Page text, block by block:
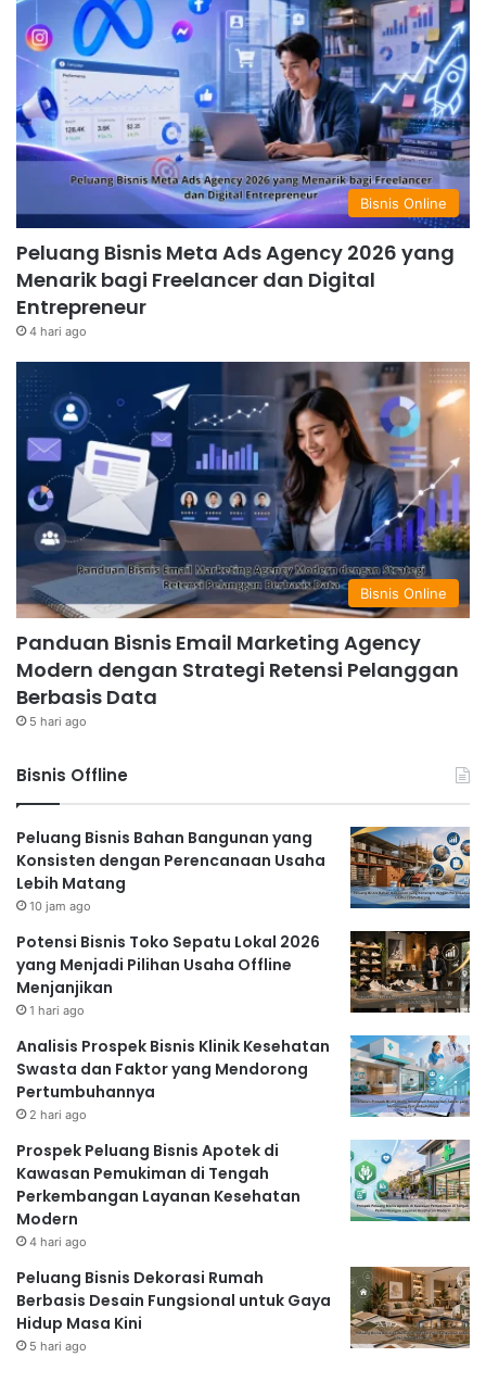
Bisnis Online
Peluang Bisnis Meta Ads Agency 2026 yang
Menarik bagi Freelancer dan Digital
Entrepreneur
4 hari ago
Bisnis Online
Panduan Bisnis Email Marketing Agency
Modern dengan Strategi Retensi Pelanggan
Berbasis Data
5 hari ago
Bisnis Offline
Peluang Bisnis Bahan Bangunan yang
Konsisten dengan Perencanaan Usaha
Lebih Matang
10 jam ago
Potensi Bisnis Toko Sepatu Lokal 2026
yang Menjadi Pilihan Usaha Offline
Menjanjikan
1 hari ago
Analisis Prospek Bisnis Klinik Kesehatan
Swasta dan Faktor yang Mendorong
Pertumbuhannya
2 hari ago
Prospek Peluang Bisnis Apotek di
Kawasan Pemukiman di Tengah
Perkembangan Layanan Kesehatan
Modern
4 hari ago
Peluang Bisnis Dekorasi Rumah
Berbasis Desain Fungsional untuk Gaya
Hidup Masa Kini
5 hari ago